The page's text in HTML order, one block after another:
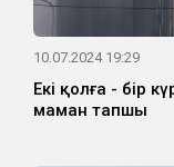
10.07.2024 19:29
Екі қолға - бір
маман тапшы